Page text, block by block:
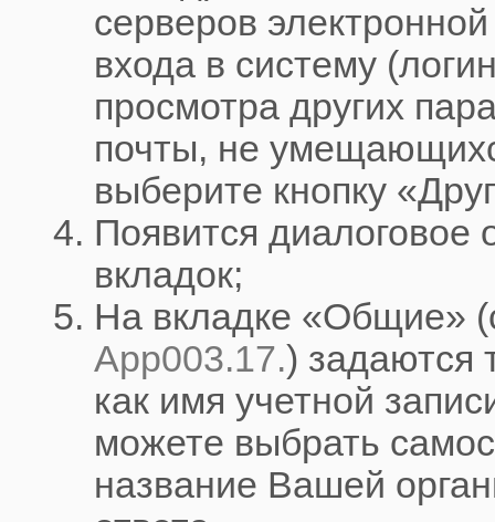
серверов
входа в систему
просмотра других
почты, не
выберите кнопку
Появится диалоговое
вкладок;
На вкладке «Общие»
App003.17.) задаются
как имя учетной
можете выбрать
название Вашей